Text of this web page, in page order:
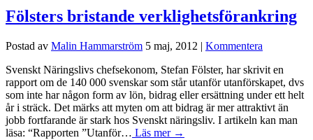
Fölsters bristande verklighetsförankring
Postad av Malin Hammarström 5 maj, 2012 | Kommentera
Svenskt Näringslivs chefsekonom, Stefan Fölster, har skrivit en
rapport om de 140 000 svenskar som står utanför utanförskapet, dvs
som inte har någon form av lön, bidrag eller ersättning under ett helt
år i sträck. Det märks att myten om att bidrag är mer attraktivt än
jobb fortfarande är stark hos Svenskt näringsliv. I artikeln kan man
läsa: “Rapporten ”Utanför… Läs mer →